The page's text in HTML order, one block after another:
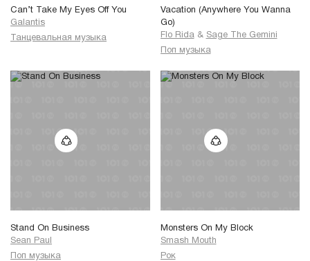
Can’t Take My Eyes Off You
Galantis
Танцевальная музыка
Vacation (Anywhere You Wanna
Go)
Flo Rida & Sage The Gemini
Поп музыка
Stand On Business
Sean Paul
Поп музыка
Monsters On My Block
Smash Mouth
Рок